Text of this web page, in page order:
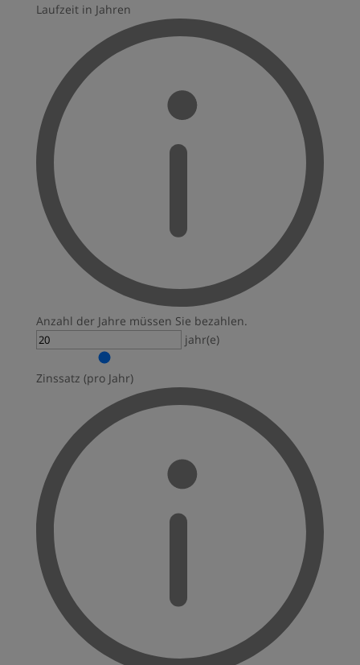
Laufzeit in Jahren
Anzahl der Jahre müssen Sie bezahlen.
jahr(e)
Zinssatz (pro Jahr)